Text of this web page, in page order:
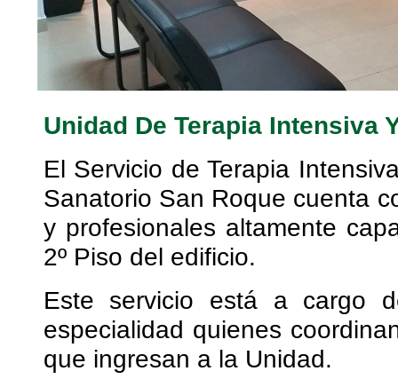
Unidad De Terapia Intensiva
El Servicio de Terapia
Sanatorio San Roque cuenta
y profesionales altamente
2º Piso del edificio.
Este servicio está a cargo
especialidad quienes
que ingresan a la Unidad.